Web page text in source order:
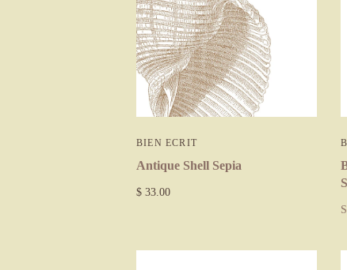
BIEN ECRIT
Antique Shell Sepia
$ 33.00